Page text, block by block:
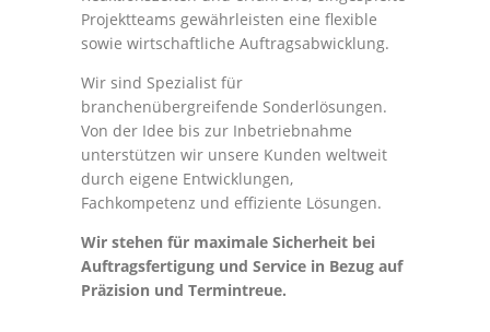
Disclaimer
Impressum
Projektteams gewährleisten eine flexible
sowie wirtschaftliche Auftragsabwicklung.
Wir sind Spezialist für
branchenübergreifende Sonderlösungen.
Von der Idee bis zur Inbetriebnahme
unterstützen wir unsere Kunden weltweit
durch eigene Entwicklungen,
Fachkompetenz und effiziente Lösungen.
Wir stehen für maximale Sicherheit bei
Auftragsfertigung und Service in Bezug auf
Präzision und Termintreue.